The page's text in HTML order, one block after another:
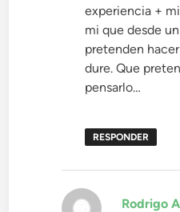
experiencia +
mi que desde
pretenden
dure. Que
pensarlo…
RESPONDER
Rodrigo